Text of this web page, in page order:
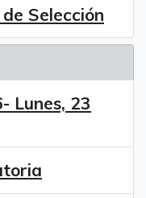
Selección
Lunes, 23